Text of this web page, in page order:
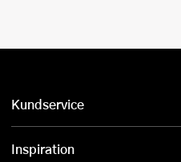
Kundservice
Inspiration